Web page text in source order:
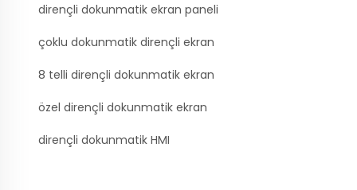
dirençli dokunmatik ekran paneli
çoklu dokunmatik dirençli ekran
8 telli dirençli dokunmatik ekran
özel dirençli dokunmatik ekran
dirençli dokunmatik HMI